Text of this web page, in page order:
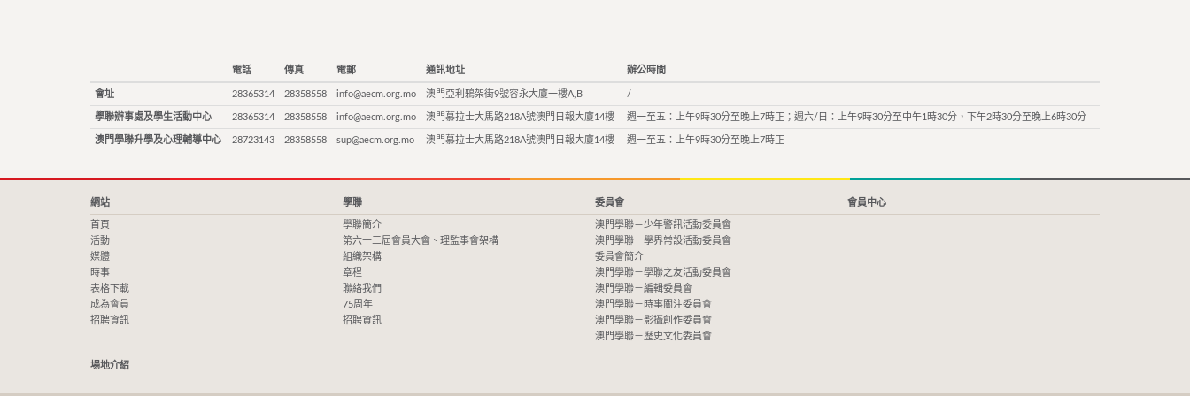
電話 傳真 電郵 通訊地址 辦公時間
會址 28365314 28358558 info@aecm.org.mo 澳門亞利鴉架街9號容永大廈一樓A,B /
學聯辦事處及學生活動中心 28365314 28358558 info@aecm.org.mo 澳門慕拉士大馬路218A號澳門日報大廈14樓 週一至五：上午9時30分至晚上7時正；週六/日：上午9時30分至中午1時30分，下午2時30分至晚上6時30分
澳門學聯升學及心理輔導中心 28723143 28358558 sup@aecm.org.mo 澳門慕拉士大馬路218A號澳門日報大廈14樓 週一至五：上午9時30分至晚上7時正
網站
首頁
活動
媒體
時事
表格下載
成為會員
招聘資訊
學聯
學聯簡介
第六十三屆會員大會、理監事會架構
組織架構
章程
聯絡我們
75周年
招聘資訊
委員會
澳門學聯－少年警訊活動委員會
澳門學聯－學界常設活動委員會
委員會簡介
澳門學聯－學聯之友活動委員會
澳門學聯－編輯委員會
澳門學聯－時事關注委員會
澳門學聯－影攝創作委員會
澳門學聯－歷史文化委員會
會員中心
場地介紹